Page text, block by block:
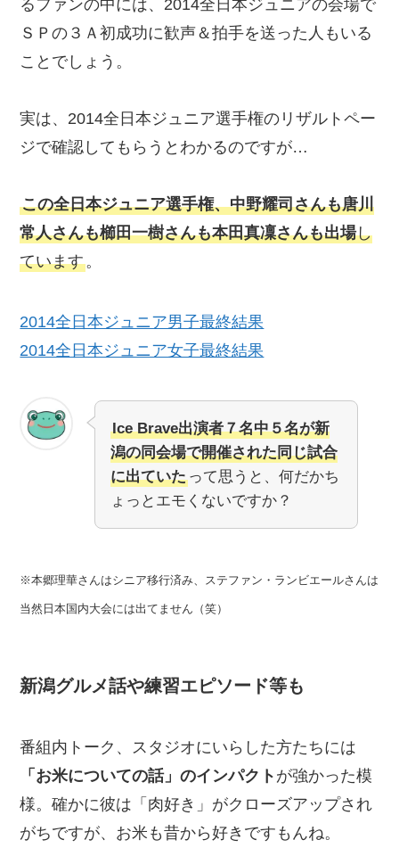
るファンの中には、2014全日本ジュニアの会場で
ＳＰの３Ａ初成功に歓声＆拍手を送った人もいる
ことでしょう。
実は、2014全日本ジュニア選手権のリザルトペー
ジで確認してもらうとわかるのですが…
この全日本ジュニア選手権、中野耀司さんも唐川
常人さんも櫛田一樹さんも本田真凜さんも出場し
ています。
2014全日本ジュニア男子最終結果
2014全日本ジュニア女子最終結果
Ice Brave出演者７名中５名が新
潟の同会場で開催された同じ試合
に出ていたって思うと、何だかち
ょっとエモくないですか？
※本郷理華さんはシニア移行済み、ステファン・ランビエールさんは
当然日本国内大会には出てません（笑）
新潟グルメ話や練習エピソード等も
番組内トーク、スタジオにいらした方たちには
「お米についての話」のインパクト が強かった模
様。確かに彼は「肉好き」がクローズアップされ
がちですが、お米も昔から好きですもんね。